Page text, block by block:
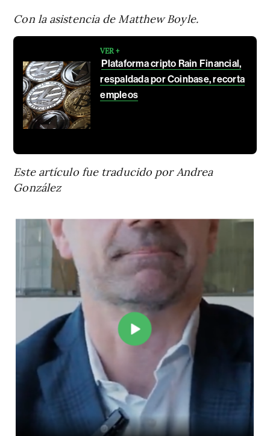
Con la asistencia de Matthew Boyle.
VER +
Plataforma cripto Rain Financial,
respaldada por Coinbase, recorta
empleos
Este artículo fue traducido por Andrea
González